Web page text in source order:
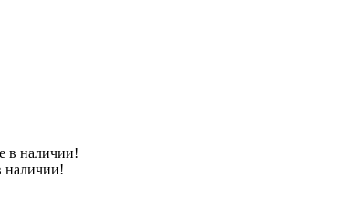
наличии!